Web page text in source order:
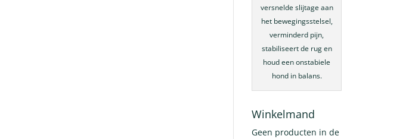
versnelde slijtage aan
het bewegingsstelsel,
verminderd pijn,
stabiliseert de rug en
houd een onstabiele
hond in balans.
Winkelmand
Geen producten in de